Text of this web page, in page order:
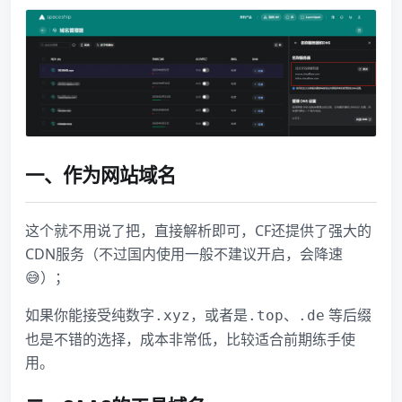
一、作为网站域名
这个就不用说了把，直接解析即可，CF还提供了强大的
CDN服务（不过国内使用一般不建议开启，会降速
😅）；
如果你能接受纯数字 .xyz ，或者是 .top、 .de 等后缀
也是不错的选择，成本非常低，比较适合前期练手使
用。